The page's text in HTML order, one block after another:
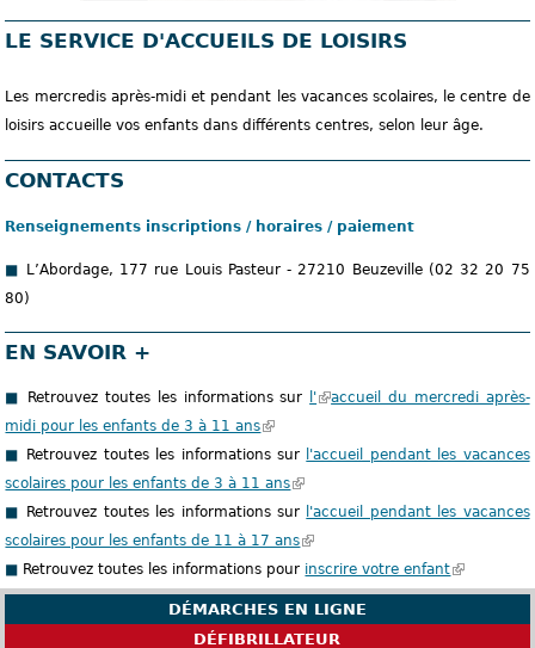
LE SERVICE D'ACCUEILS DE LOISIRS
Les mercredis après-midi et pendant les vacances scolaires, le centre de
loisirs accueille vos enfants dans différents centres, selon leur âge.
CONTACTS
Renseignements inscriptions / horaires / paiement
L’Abordage, 177 rue Louis Pasteur - 27210 Beuzeville (02 32 20 75
80)
EN SAVOIR +
Retrouvez toutes les informations sur l'(
e
i
n
e
s
accueil du mercredi après-
midi pour les enfants de 3 à 11 ans(
l
e
l
i
e
n
e
Retrouvez toutes les informations sur
l'accueil pendant les vacances
scolaires pour les enfants de 3 à 11 ans(
l
e
l
i
e
Retrouvez toutes les informations sur
l'accueil pendant les vacances
scolaires pour les enfants de 11 à 17 ans(
e
l
Retrouvez toutes les informations pour inscrire votre enfant(
l
e
DÉMARCHES EN LIGNE
DÉFIBRILLATEUR